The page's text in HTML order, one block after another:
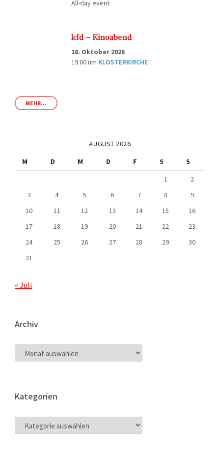
All-day event
kfd – Kinoabend
16. Oktober 2026
19:00um KLOSTERKIRCHE
MEHR...
AUGUST 2026
M
D M D F S
S
1
2
3
4 5 6 7 8
9
10
11 12 13 14 15
16
17
18 19 20 21 22
23
24
25 26 27 28 29
30
31
« Juli
Archiv
ARCHIV
Kategorien
KATEGORIEN